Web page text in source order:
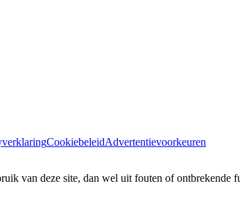
CookiebeleidAdvertentievoorkeuren
van deze site, dan wel uit fouten of ontbrekende